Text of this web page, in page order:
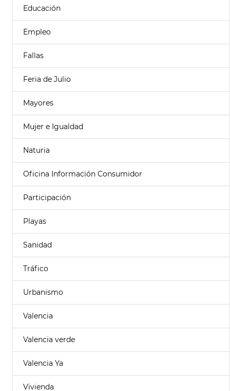
Educación
Empleo
Fallas
Feria de Julio
Mayores
Mujer e Igualdad
Naturia
Oficina Información Consumidor
Participación
Playas
Sanidad
Tráfico
Urbanismo
Valencia
Valencia verde
Valencia Ya
Vivienda